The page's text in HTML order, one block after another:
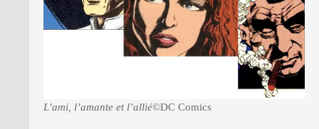
L’ami, l’amante et l’allié©DC Comics